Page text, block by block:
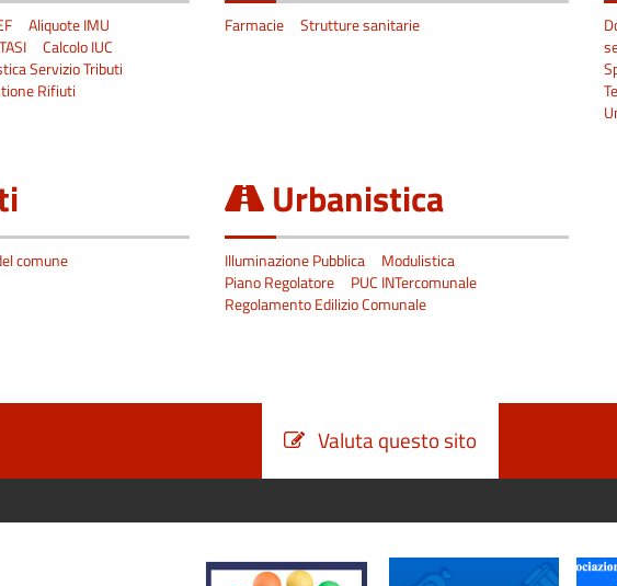
Aliquote IMU
Calcolo IUC
Servizio Tributi
Rifiuti
Farmacie Strutture sanitarie
comune
Urbanistica
Illuminazione Pubblica
Modulistica
Piano Regolatore
PUC INTercomunale
Regolamento Edilizio Comunale
Valuta questo sito